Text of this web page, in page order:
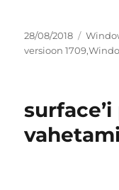
Postitatud
28/08/2018
versioon 1709,